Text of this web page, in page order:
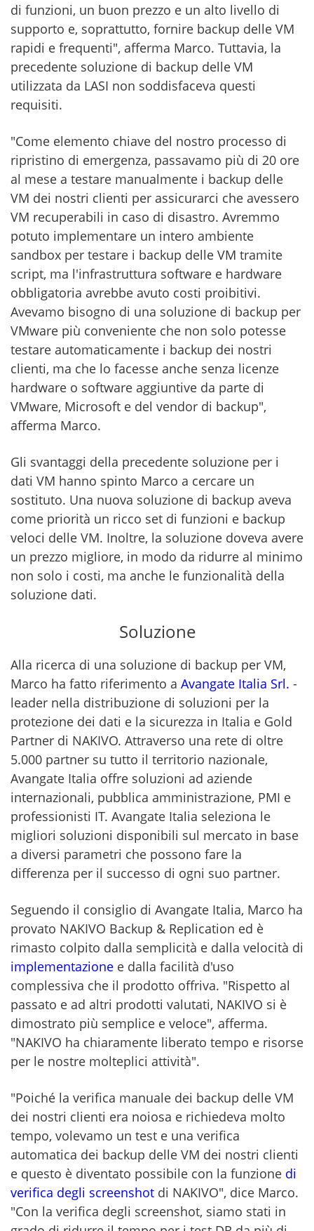
di funzioni, un buon prezzo e un alto livello di
supporto e, soprattutto, fornire backup delle VM
rapidi e frequenti", afferma Marco. Tuttavia, la
precedente soluzione di backup delle VM
utilizzata da LASI non soddisfaceva questi
requisiti.
"Come elemento chiave del nostro processo di
ripristino di emergenza, passavamo più di 20 ore
al mese a testare manualmente i backup delle
VM dei nostri clienti per assicurarci che avessero
VM recuperabili in caso di disastro. Avremmo
potuto implementare un intero ambiente
sandbox per testare i backup delle VM tramite
script, ma l'infrastruttura software e hardware
obbligatoria avrebbe avuto costi proibitivi.
Avevamo bisogno di una soluzione di backup per
VMware più conveniente che non solo potesse
testare automaticamente i backup dei nostri
clienti, ma che lo facesse anche senza licenze
hardware o software aggiuntive da parte di
VMware, Microsoft e del vendor di backup",
afferma Marco.
Gli svantaggi della precedente soluzione per i
dati VM hanno spinto Marco a cercare un
sostituto. Una nuova soluzione di backup aveva
come priorità un ricco set di funzioni e backup
veloci delle VM. Inoltre, la soluzione doveva avere
un prezzo migliore, in modo da ridurre al minimo
non solo i costi, ma anche le funzionalità della
soluzione dati.
Soluzione
Alla ricerca di una soluzione di backup per VM,
Marco ha fatto riferimento a Avangate Italia Srl. -
leader nella distribuzione di soluzioni per la
protezione dei dati e la sicurezza in Italia e Gold
Partner di NAKIVO. Attraverso una rete di oltre
5.000 partner su tutto il territorio nazionale,
Avangate Italia offre soluzioni ad aziende
internazionali, pubblica amministrazione, PMI e
professionisti IT. Avangate Italia seleziona le
migliori soluzioni disponibili sul mercato in base
a diversi parametri che possono fare la
differenza per il successo di ogni suo partner.
Seguendo il consiglio di Avangate Italia, Marco ha
provato NAKIVO Backup & Replication ed è
rimasto colpito dalla semplicità e dalla velocità di
implementazione e dalla facilità d'uso
complessiva che il prodotto offriva. "Rispetto al
passato e ad altri prodotti valutati, NAKIVO si è
dimostrato più semplice e veloce", afferma.
"NAKIVO ha chiaramente liberato tempo e risorse
per le nostre molteplici attività".
"Poiché la verifica manuale dei backup delle VM
dei nostri clienti era noiosa e richiedeva molto
tempo, volevamo un test e una verifica
automatica dei backup delle VM dei nostri clienti
e questo è diventato possibile con la funzione di
verifica degli screenshot di NAKIVO", dice Marco.
"Con la verifica degli screenshot, siamo stati in